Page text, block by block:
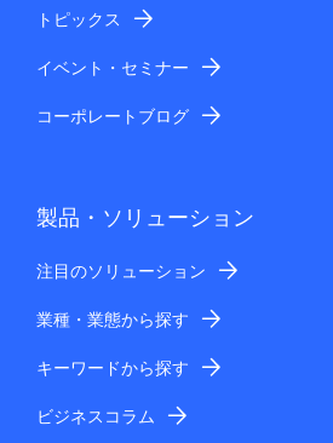
トピックス
イベント・セミナー
コーポレートブログ
製品・ソリューション
注目のソリューション
業種・業態から探す
キーワードから探す
ビジネスコラム